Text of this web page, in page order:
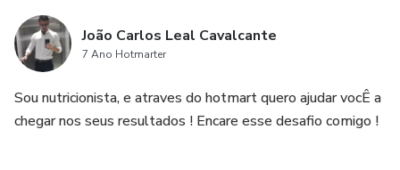
João Carlos Leal Cavalcante
7 Ano Hotmarter
Sou nutricionista, e atraves do hotmart quero ajudar vocÊ a
chegar nos seus resultados ! Encare esse desafio comigo !